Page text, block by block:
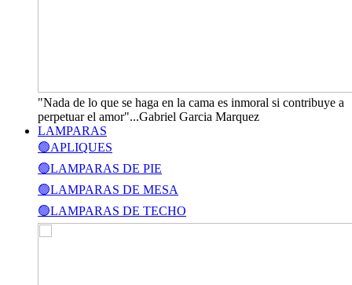
"Nada de lo que se haga en la cama es inmoral si contribuye a
perpetuar el amor"...Gabriel Garcia Marquez
LAMPARAS
🟢APLIQUES
🟢LAMPARAS DE PIE
🟢LAMPARAS DE MESA
🟢LAMPARAS DE TECHO